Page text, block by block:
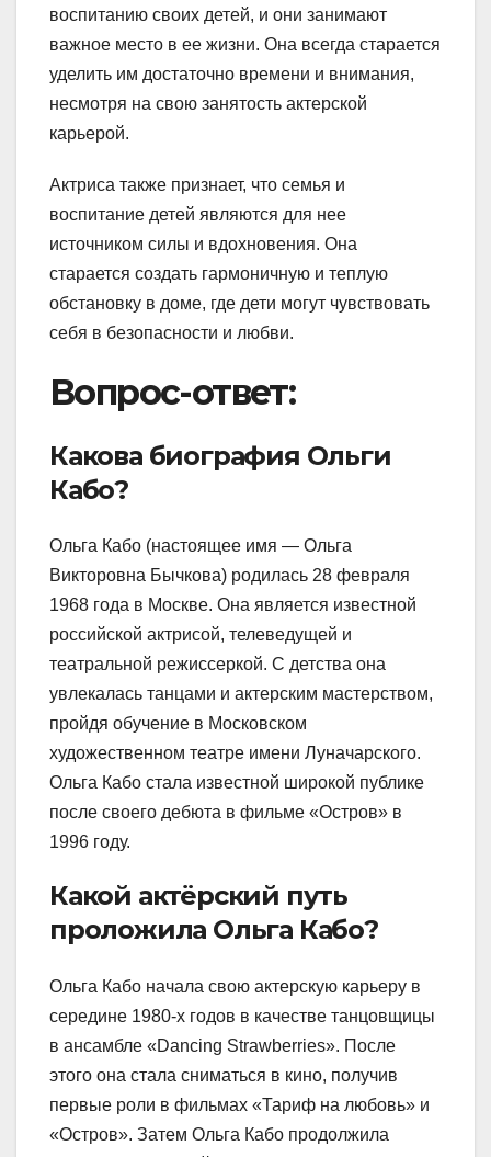
воспитанию своих детей, и они занимают
важное место в ее жизни. Она всегда старается
уделить им достаточно времени и внимания,
несмотря на свою занятость актерской
карьерой.
Актриса также признает, что семья и
воспитание детей являются для нее
источником силы и вдохновения. Она
старается создать гармоничную и теплую
обстановку в доме, где дети могут чувствовать
себя в безопасности и любви.
Вопрос-ответ:
Какова биография Ольги
Кабо?
Ольга Кабо (настоящее имя — Ольга
Викторовна Бычкова) родилась 28 февраля
1968 года в Москве. Она является известной
российской актрисой, телеведущей и
театральной режиссеркой. С детства она
увлекалась танцами и актерским мастерством,
пройдя обучение в Московском
художественном театре имени Луначарского.
Ольга Кабо стала известной широкой публике
после своего дебюта в фильме «Остров» в
1996 году.
Какой актёрский путь
проложила Ольга Кабо?
Ольга Кабо начала свою актерскую карьеру в
середине 1980-х годов в качестве танцовщицы
в ансамбле «Dancing Strawberries». После
этого она стала сниматься в кино, получив
первые роли в фильмах «Тариф на любовь» и
«Остров». Затем Ольга Кабо продолжила